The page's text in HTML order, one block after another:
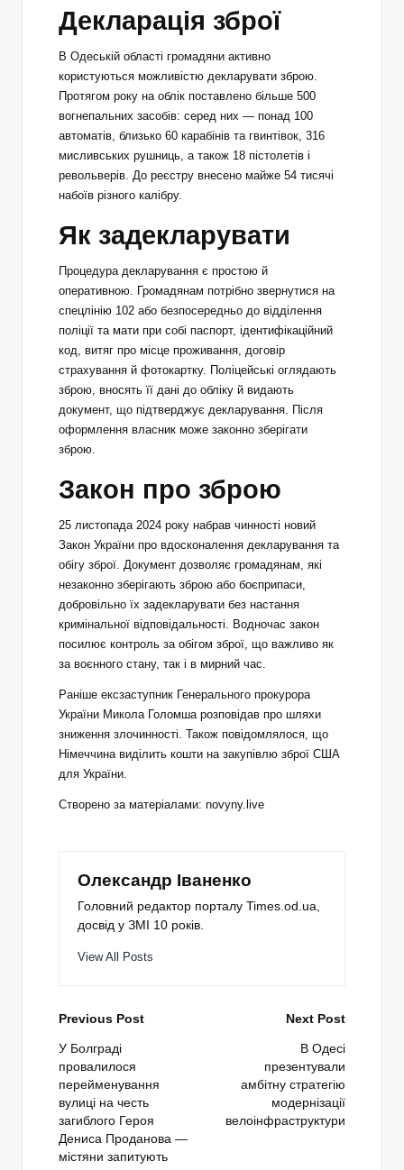
Декларація зброї
В Одеській області громадяни активно
користуються можливістю декларувати зброю.
Протягом року на облік поставлено більше 500
вогнепальних засобів: серед них — понад 100
автоматів, близько 60 карабінів та гвинтівок, 316
мисливських рушниць, а також 18 пістолетів і
револьверів. До реєстру внесено майже 54 тисячі
набоїв різного калібру.
Як задекларувати
Процедура декларування є простою й
оперативною. Громадянам потрібно звернутися на
спецлінію 102 або безпосередньо до відділення
поліції та мати при собі паспорт, ідентифікаційний
код, витяг про місце проживання, договір
страхування й фотокартку. Поліцейські оглядають
зброю, вносять її дані до обліку й видають
документ, що підтверджує декларування. Після
оформлення власник може законно зберігати
зброю.
Закон про зброю
25 листопада 2024 року набрав чинності новий
Закон України про вдосконалення декларування та
обігу зброї. Документ дозволяє громадянам, які
незаконно зберігають зброю або боєприпаси,
добровільно їх задекларувати без настання
кримінальної відповідальності. Водночас закон
посилює контроль за обігом зброї, що важливо як
за воєнного стану, так і в мирний час.
Раніше ексзаступник Генерального прокурора
України Микола Голомша розповідав про шляхи
зниження злочинності. Також повідомлялося, що
Німеччина виділить кошти на закупівлю зброї США
для України.
Створено за матеріалами: novyny.live
Олександр Іваненко
Головний редактор порталу Times.od.ua,
досвід у ЗМІ 10 років.
View All Posts
Post
navigation
Previous Post
У Болграді
провалилося
перейменування
вулиці на честь
загиблого Героя
Дениса Проданова —
містяни запитують
Next Post
В Одесі
презентували
амбітну стратегію
модернізації
велоінфраструктури